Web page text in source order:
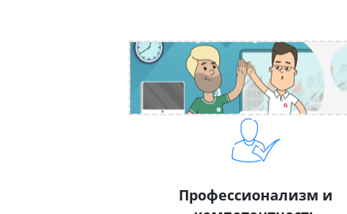
Профессионализм и